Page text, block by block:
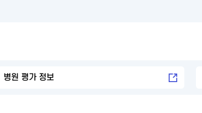
병원 평가 정보